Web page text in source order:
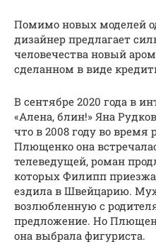
Помимо новых моделей
дизайнер предлагает
человечества новый
сделанном в виде
В сентябре 2020 года в
«Алена, блин!» Яна
что в 2008 году во время
Плющенко она
телеведущей, роман
которых Филипп
ездила в Швейцарию.
возлюбленную с
предложение. Но
она выбрала фигуриста.